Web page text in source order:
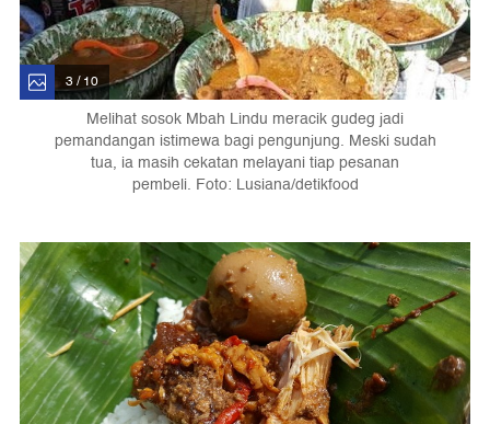
3 / 10
Melihat sosok Mbah Lindu meracik gudeg jadi
pemandangan istimewa bagi pengunjung. Meski sudah
tua, ia masih cekatan melayani tiap pesanan
pembeli. Foto: Lusiana/detikfood